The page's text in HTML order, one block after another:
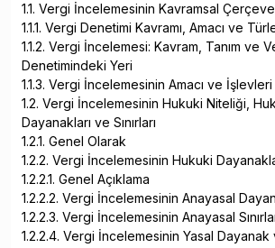
1.1. Vergi İncelemesinin Kavramsal
1.1.1. Vergi Denetimi Kavramı, Amacı ve
1.1.2. Vergi İncelemesi: Kavram, Tanım ve
Denetimindeki Yeri
1.1.3. Vergi İncelemesinin Amacı ve İşlevleri
1.2. Vergi İncelemesinin Hukuki Niteliği,
Dayanakları ve Sınırları
1.2.1. Genel Olarak
1.2.2. Vergi İncelemesinin Hukuki
1.2.2.1. Genel Açıklama
1.2.2.2. Vergi İncelemesinin Anayasal
1.2.2.3. Vergi İncelemesinin Anayasal
1.2.2.4. Vergi İncelemesinin Yasal Dayanak